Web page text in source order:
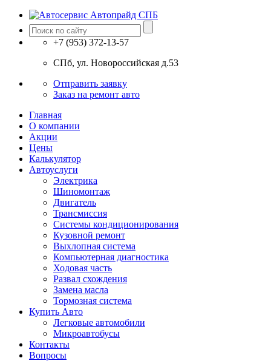
+7 (953) 372-13-57
СПб, ул. Новоросcийская д.53
Отправить заявку
Заказ на ремонт авто
Главная
О компании
Акции
Цены
Калькулятор
Автоуслуги
Электрика
Шиномонтаж
Двигатель
Трансмиссия
Системы кондиционирования
Кузовной ремонт
Выхлопная система
Компьютерная диагностика
Ходовая часть
Развал схождения
Замена масла
Тормозная система
Купить Авто
Легковые автомобили
Микроавтобусы
Контакты
Вопросы